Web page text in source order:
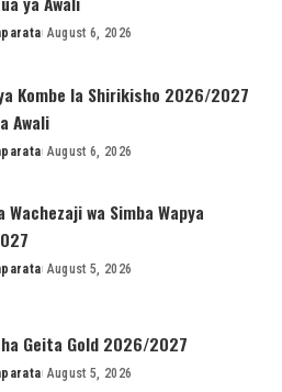
August 6, 2026
Kombe la Shirikisho 2026/2027
Awali
August 6, 2026
Wachezaji wa Simba Wapya
August 5, 2026
Geita Gold 2026/2027
August 5, 2026